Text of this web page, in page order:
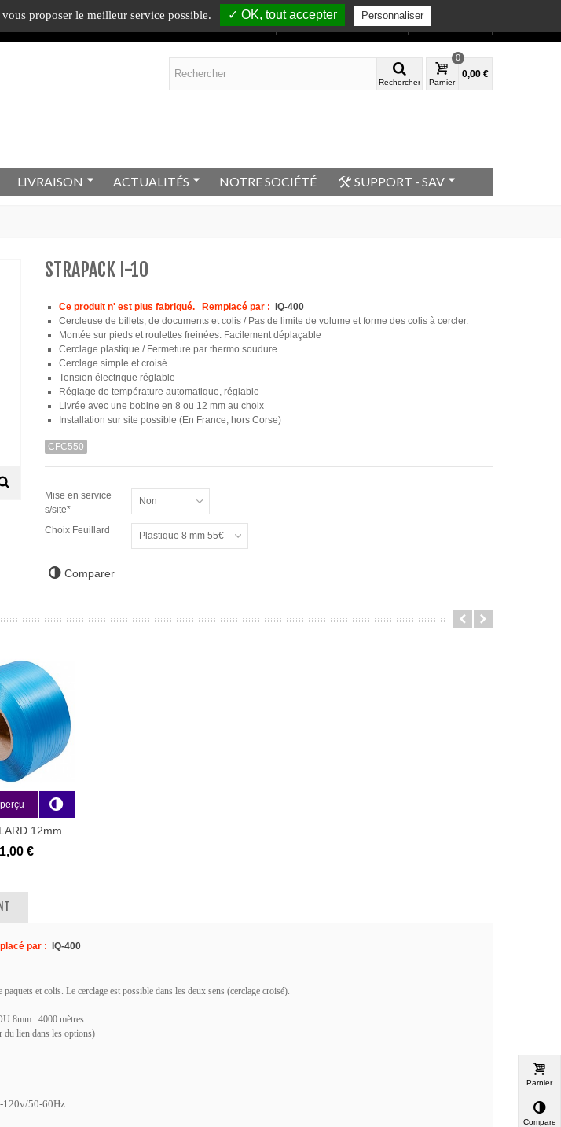
Contactez-nous
Bienvenue Mon compte
!
Rechercher Parnier
0
0,00 €
LIVRAISON ACTUALITÉS NOTRE SOCIÉTÉ SUPPORT - SAV
STRAPACK I-10
Ce produit n' est plus fabriqué. Remplacé par : IQ-400
Cercleuse de billets, de documents et colis / Pas de limite de volume et forme des colis à cercler.
Montée sur pieds et roulettes freinées. Facilement déplaçable
Cerclage plastique / Fermeture par thermo soudure
Cerclage simple et croisé
Tension électrique réglable
Réglage de température automatique, réglable
Livrée avec une bobine en 8 ou 12 mm au choix
Installation sur site possible (En France, hors Corse)
CFC550
Mise en service
s/site*
Non
Choix Feuillard Plastique 8 mm 55€
Comparer
12mm
€
par : IQ-400
et colis. Le cerclage est possible dans les deux sens (cerclage croisé).
8mm : 4000 mètres
du lien dans les options)
50-60Hz
Parnier
Comparer
proposer le meilleur service possible. ✓ OK, tout accepter Personnaliser